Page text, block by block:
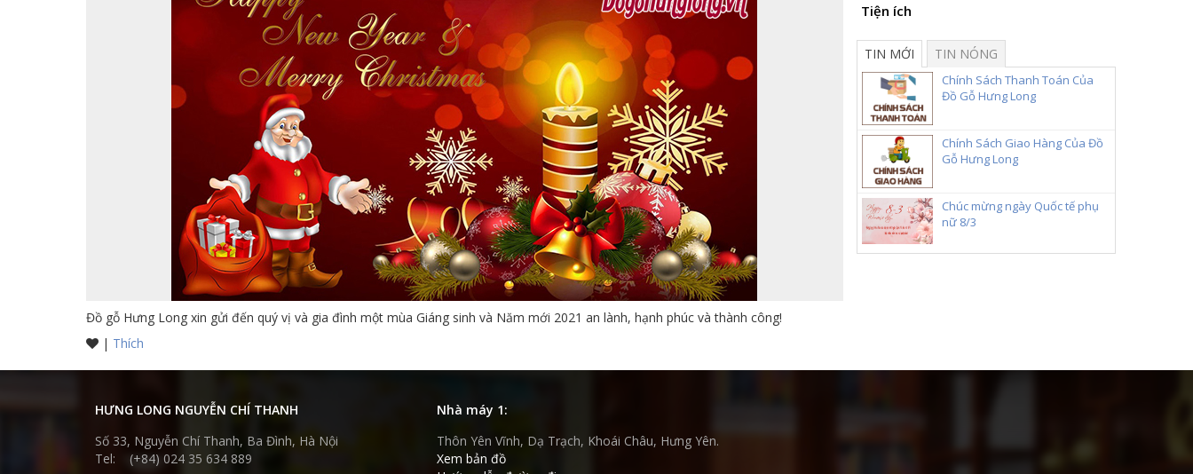
Đồ gỗ Hưng Long xin gửi đến quý vị và gia đình một mùa Giáng sinh và Năm mới 2021 an lành, hạnh phúc và thành công!
| Thích
Tiện ích
TIN MỚI TIN NÓNG
Chính Sách Thanh Toán Của
Đồ Gỗ Hưng Long
Chính Sách Giao Hàng Của Đồ
Gỗ Hưng Long
Chúc mừng ngày Quốc tế phụ
nữ 8/3
HƯNG LONG NGUYỄN CHÍ THANH
Số 33, Nguyễn Chí Thanh, Ba Đình, Hà Nội
Tel: (+84) 024 35 634 889
Nhà máy 1:
Thôn Yên Vĩnh, Dạ Trạch, Khoái Châu, Hưng Yên.
Xem bản đồ